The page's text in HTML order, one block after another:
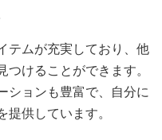
テムが充実しており、他
けることができます。
ションも豊富で、自分に
提供しています。